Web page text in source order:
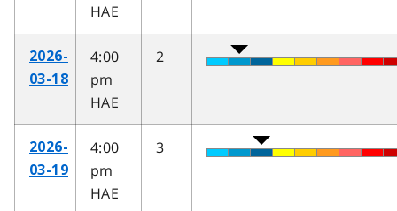
HAE
2026-
03-18
4:00
pm
HAE
2
2026-
03-19
4:00
pm
HAE
3